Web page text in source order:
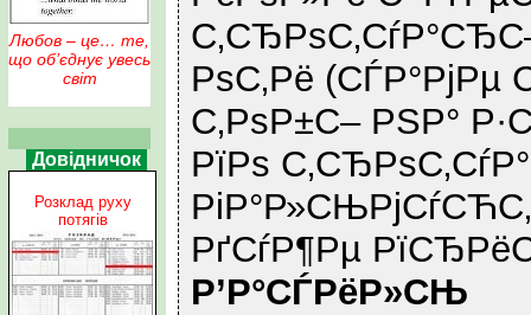
Любов – це… те,
що об’єднує увесь
світ
Довідничок
Розклад руху
потягів
РѕС‚Рё (СЃР°РјРµ
С‚РѕР±С– РЅР°
РїРѕ
РґСѓР¶Рµ
Р’Р°СЃРёР»СЊ